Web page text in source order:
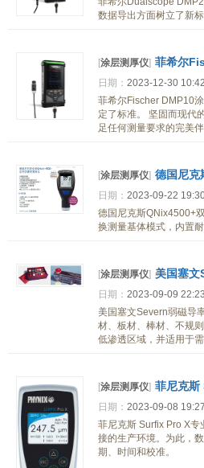
数据导出方面树立了新
[涂层测厚仪] 菲希尔
日期： 2023-12-30
菲希尔Fischer DMP10
定了标准。 坚固而现代
足任何测量要求的完美伴
[涂层测厚仪] 德国尼克
日期： 2023-09-22
德国尼克斯QNix4500+
换测量基体模式，内置
[涂层测厚仪] 美国塞文
日期： 2023-09-09
美国塞文Severn弱磁导
材、板材、棒材、不规
低渗透区域，并适用于
[涂层测厚仪] 菲尼克
日期： 2023-09-08
菲尼克斯 Surfix Pro X
接的生产环境。为此，
期、时间和校准。